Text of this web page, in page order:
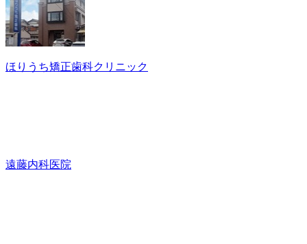
ほりうち矯正歯科クリニック
遠藤内科医院